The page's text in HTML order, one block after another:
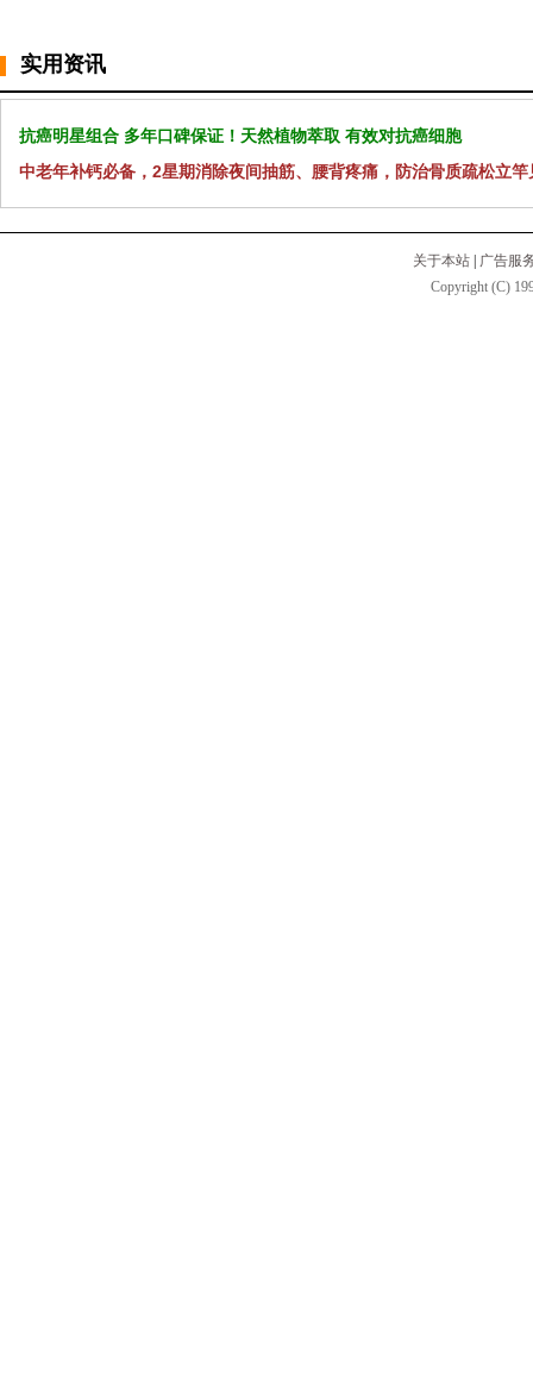
实用资讯
抗癌明星组合 多年口碑保证！天然植物萃取 有效对抗癌细胞
中老年补钙必备，2星期消除夜间抽筋、腰背疼痛，防治骨质疏松立竿
关于本站 | 广告服
Copyright (C)